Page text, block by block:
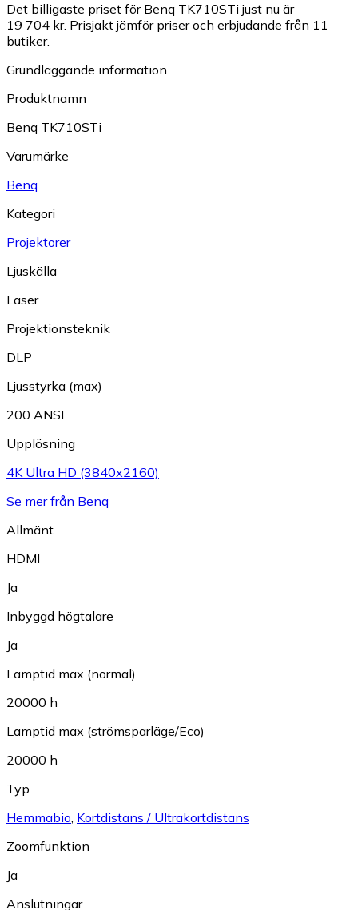
Det billigaste priset för Benq TK710STi just nu är
19 704 kr. Prisjakt jämför priser och erbjudande från 11
butiker.
Grundläggande information
Produktnamn
Benq TK710STi
Varumärke
Benq
Kategori
Projektorer
Ljuskälla
Laser
Projektionsteknik
DLP
Ljusstyrka (max)
200 ANSI
Upplösning
4K Ultra HD (3840x2160)
Se mer från Benq
Allmänt
HDMI
Ja
Inbyggd högtalare
Ja
Lamptid max (normal)
20000 h
Lamptid max (strömsparläge/Eco)
20000 h
Typ
Hemmabio, Kortdistans / Ultrakortdistans
Zoomfunktion
Ja
Anslutningar